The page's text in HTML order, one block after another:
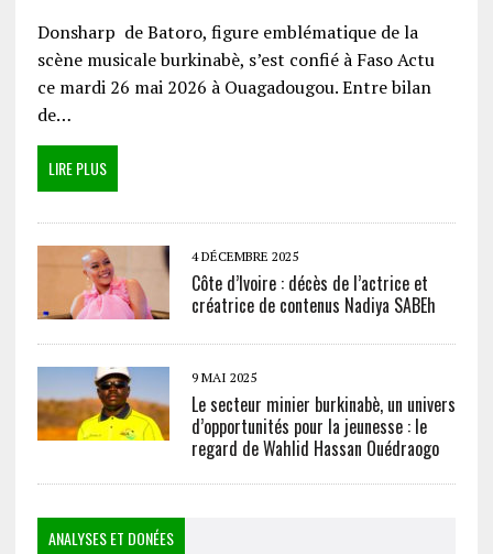
Donsharp de Batoro, figure emblématique de la
scène musicale burkinabè, s’est confié à Faso Actu
ce mardi 26 mai 2026 à Ouagadougou. Entre bilan
de…
LIRE PLUS
4 DÉCEMBRE 2025
Côte d’Ivoire : décès de l’actrice et
créatrice de contenus Nadiya SABEh
9 MAI 2025
Le secteur minier burkinabè, un univers
d’opportunités pour la jeunesse : le
regard de Wahlid Hassan Ouédraogo
ANALYSES ET DONÉES